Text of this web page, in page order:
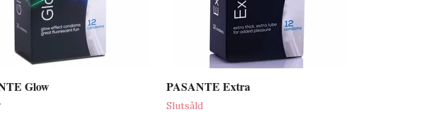
Glow PASANTE Extra
Slutsåld